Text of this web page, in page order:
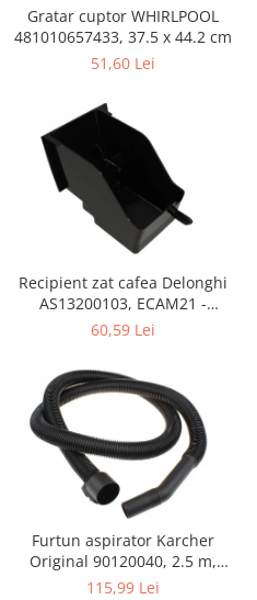
Servere, Componente & UPS
Telecomenzi garaj
Accesorii antrenament
Accesorii Fitness
Accesorii sportive
Articole Voiaj
Sporturi acvatice
Sporturi de interior
Aparate Foto & Accesorii
Audio HI-FI & Profesionale
Camere video si sport
Drone si Accesorii
Home Cinema & Audio
Playere, Boxe & Casti
Telescoape & Optica
Televizoare & accesorii
Gratar cuptor WHIRLPOOL
481010657433, 37.5 x 44.2 cm
51,60 Lei
Recipient zat cafea Delonghi
AS13200103, ECAM21 -
ECAM25
60,59 Lei
Furtun aspirator Karcher
Original 90120040, 2.5 m,
negru
115,99 Lei